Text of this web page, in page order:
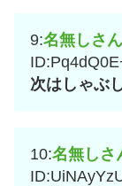
9:名無しさん
次はしゃぶ
10:名無しさ